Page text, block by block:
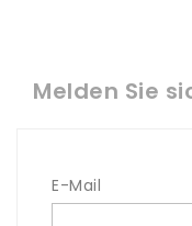
Melden Sie
E-Mail